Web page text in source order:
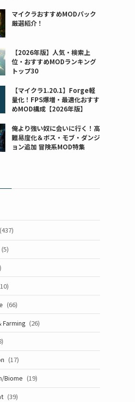
マイクラおすすめMODパック
厳選紹介！
【2026年版】人気・検索上
位・おすすめMODランキング
トップ30
【マイクラ1.20.1】Forge軽
量化！FPS爆増・最適化おすす
めMOD構成【2026年版】
俺より強い奴に会いに行く！高
難易度化＆ボス・モブ・ダンジ
ョン追加 冒険系MOD特集
(437)
(5)
(66)
Farming (26)
(17)
Biome (19)
(39)